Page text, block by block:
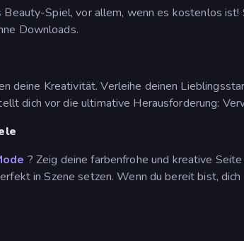
Spiel, vor allem, wenn es kostenlos
Downloads.
deine Kreativität. Verleihe deinen
dich vor die ultimative Herausforderung:
? Zeig deine farbenfrohe und kreative
in Szene setzen. Wenn du bereit bist,